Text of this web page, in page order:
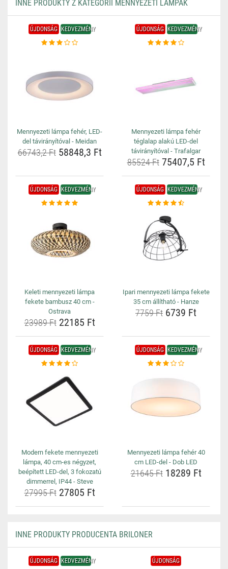
INNE PRODUKTY Z KATEGORII MENNYEZETI LAMPAK
ÚJDONSÁG KEDVEZMÉNY
Mennyezeti lámpa fehér, LED-
del távirányítóval - Meidan
66743,2 Ft58848,3 Ft
ÚJDONSÁG KEDVEZMÉNY
Mennyezeti lámpa fehér
téglalap alakú LED-del
távirányítóval - Trafalgar
85524 Ft75407,5 Ft
ÚJDONSÁG KEDVEZMÉNY
Keleti mennyezeti lámpa
fekete bambusz 40 cm -
Ostrava
23989 Ft22185 Ft
ÚJDONSÁG KEDVEZMÉNY
Ipari mennyezeti lámpa fekete
35 cm állítható - Hanze
7759 Ft 6739 Ft
ÚJDONSÁG KEDVEZMÉNY
Modern fekete mennyezeti
lámpa, 40 cm-es négyzet,
beépített LED-del, 3 fokozatú
dimmerrel, IP44 - Steve
27995 Ft27805 Ft
ÚJDONSÁG KEDVEZMÉNY
Mennyezeti lámpa fehér 40
cm LED-del - Dob LED
21645 Ft18289 Ft
INNE PRODUKTY PRODUCENTA BRILONER
ÚJDONSÁG KEDVEZMÉNY ÚJDONSÁG